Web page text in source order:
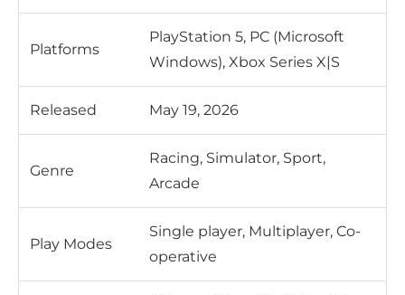
Platforms
PlayStation 5, PC (Microsoft
Windows), Xbox Series X|S
Released May 19, 2026
Genre
Racing, Simulator, Sport,
Arcade
Play Modes
Single player, Multiplayer, Co-
operative